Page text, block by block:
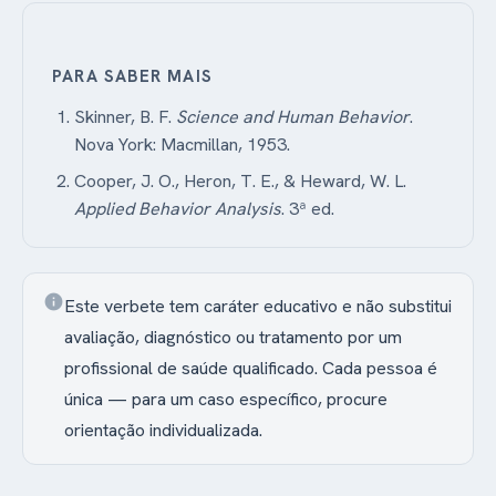
PARA SABER MAIS
Skinner, B. F. Science and Human Behavior.
Nova York: Macmillan, 1953.
Cooper, J. O., Heron, T. E., & Heward, W. L.
Applied Behavior Analysis. 3ª ed.
infoEste verbete tem caráter educativo e não substitui
avaliação, diagnóstico ou tratamento por um
profissional de saúde qualificado. Cada pessoa é
única — para um caso específico, procure
orientação individualizada.